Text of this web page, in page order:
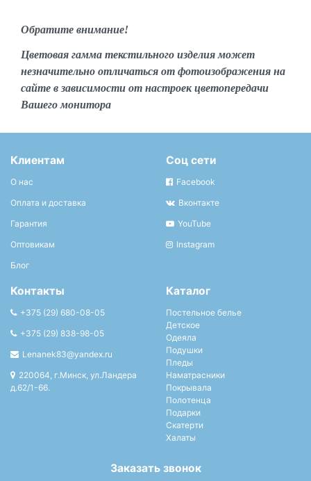
Обратите внимание!
Цветовая гамма текстильного изделия может
незначительно отличаться от фотоизображения на
сайте в зависимости от настроек цветопередачи
Вашего монитора
Клиентам
О нас
Оплата и доставка
Гарантия
Оптовикам
Блог
Соц сети
Facebook
Вконтакте
YouTube
Instagram
Контакты
+375 (29) 680-08-05
+375 (29) 838-98-05
Lenanek83@yandex.ru
220064, г.Минск, ул.Ландера
д.62/1-66.
Каталог
Постельное белье
Детское
Одеяла
Подушки
Пледы
Наматрасники
Покрывала
Полотенца
Подарки
Скатерти
Халаты
Заказать звонок